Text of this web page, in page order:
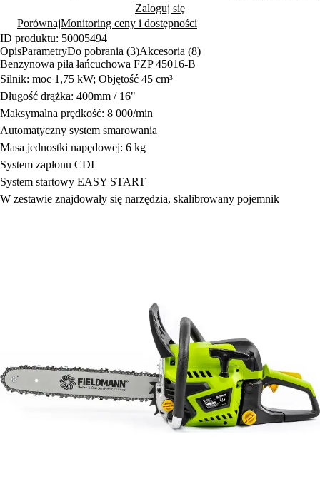
Zaloguj się
PorównajMonitoring ceny i dostępności
ID produktu: 50005494
OpisParametryDo pobrania (3)Akcesoria (8)
Benzynowa piła łańcuchowa FZP 45016-B
Silnik: moc 1,75 kW; Objętość 45 cm³
Długość drążka: 400mm / 16"
Maksymalna prędkość: 8 000/min
Automatyczny system smarowania
Masa jednostki napędowej: 6 kg
System zapłonu CDI
System startowy EASY START
W zestawie znajdowały się narzędzia, skalibrowany pojemnik